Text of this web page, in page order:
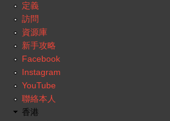
定義
訪問
資源庫
新手攻略
Facebook
Instagram
YouTube
聯絡本人
香港